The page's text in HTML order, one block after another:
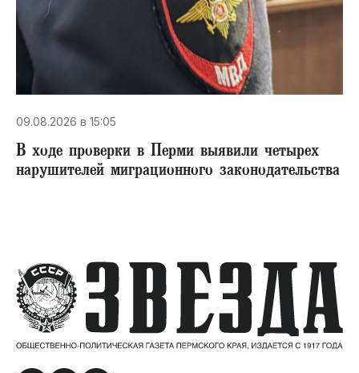
09.08.2026 в 15:05
В ходе проверки в Перми выявили четырех
нарушителей миграционного законодательства